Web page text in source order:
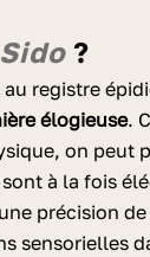
Sido?
registre
élogieuse.
on peut
à la fois
précision
sensorielles